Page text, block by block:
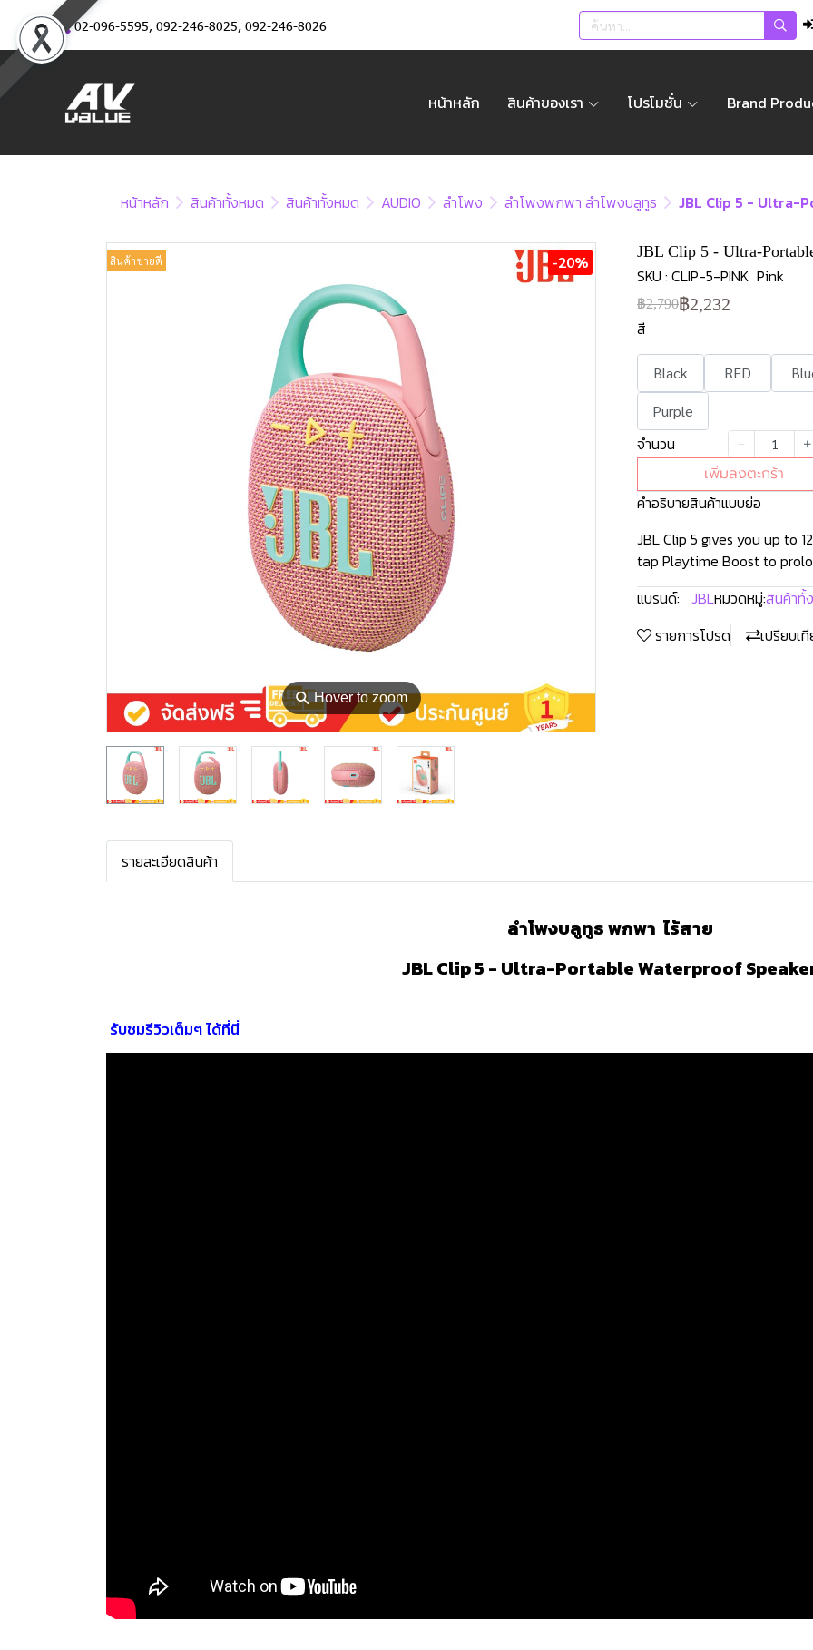
02-096-5595, 092-246-8025, 092-246-8026
หน้าหลัก สินค้าของเรา โปรโมชั่น Brand
หน้าหลัก สินค้าทั้งหมด สินค้าทั้งหมด AUDIO ลำโพง ลำโพงพกพา ลำโพงบลูทูธ JBL Clip 5 - Ultra-
⚲Hover to zoom
สินค้าขายดี -20%
JBL Clip 5 - Ultra-
SKU : CLIP-5-PINK Pink
฿2,790฿2,232
สี
Black RED
Purple
จำนวน
เพิ่มลงตะกร้า
คำอธิบายสินค้าแบบย่อ
JBL Clip 5 gives you up to
tap Playtime Boost to
แบรนด์: JBLหมวดหมู่:สินค้าทั้
รายการโปรด
เปรียบเ
รายละเอียดสินค้า
ลำโพงบลูทูธ พกพา ไร้สาย
JBL Clip 5 - Ultra-Portable Waterproof
รับชมรีวิวเต็มๆ ได้ที่นี่